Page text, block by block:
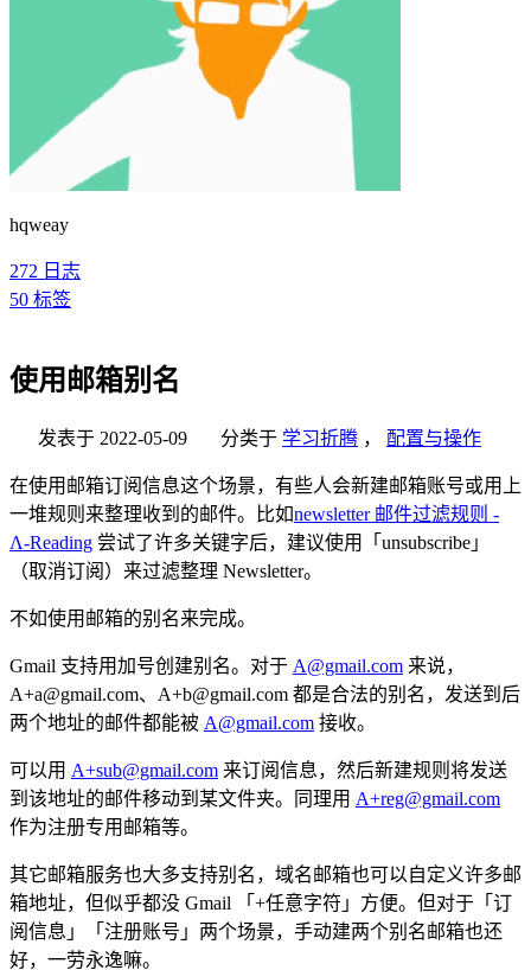
hqweay
272 日志
50 标签
使用邮箱别名
发表于 2022-05-09 分类于 学习折腾 ， 配置与操作
在使用邮箱订阅信息这个场景，有些人会新建邮箱账号或用上
一堆规则来整理收到的邮件。比如newsletter 邮件过滤规则 -
Λ-Reading 尝试了许多关键字后，建议使用「unsubscribe」
（取消订阅）来过滤整理 Newsletter。
不如使用邮箱的别名来完成。
Gmail 支持用加号创建别名。对于 A@gmail.com 来说，
A+a@gmail.com、A+b@gmail.com 都是合法的别名，发送到后
两个地址的邮件都能被 A@gmail.com 接收。
可以用 A+sub@gmail.com 来订阅信息，然后新建规则将发送
到该地址的邮件移动到某文件夹。同理用 A+reg@gmail.com
作为注册专用邮箱等。
其它邮箱服务也大多支持别名，域名邮箱也可以自定义许多邮
箱地址，但似乎都没 Gmail 「+任意字符」方便。但对于「订
阅信息」「注册账号」两个场景，手动建两个别名邮箱也还
好，一劳永逸嘛。